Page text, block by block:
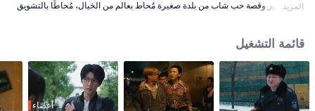
على مصير وقصة حب شاب من بلدة صغيرة مُحاط بعالم من الخيال، مُحاطًا بالتشويق
دراسي مهجور قناةً تربط بين زمانين، مما يخلق تجربة آسرة ومشوقة.
المزيد
قائمة التشغيل
أعضاء